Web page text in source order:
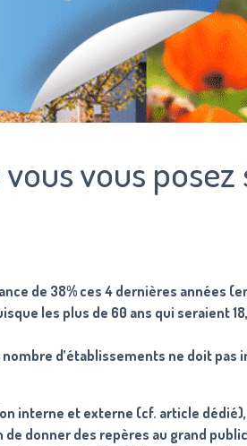
vous posez
de 38% ces 4 dernières années
les plus de 60 ans qui seraient
d’établissements ne doit pas
interne et externe (cf. article dédié
donner des repères au grand